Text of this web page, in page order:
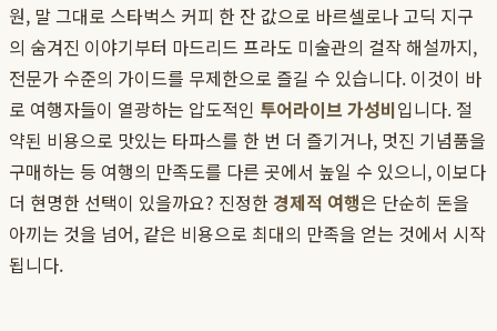
원, 말 그대로 스타벅스 커피 한 잔 값으로 바르셀로나 고딕 지구
의 숨겨진 이야기부터 마드리드 프라도 미술관의 걸작 해설까지,
전문가 수준의 가이드를 무제한으로 즐길 수 있습니다. 이것이 바
로 여행자들이 열광하는 압도적인 투어라이브 가성비입니다. 절
약된 비용으로 맛있는 타파스를 한 번 더 즐기거나, 멋진 기념품을
구매하는 등 여행의 만족도를 다른 곳에서 높일 수 있으니, 이보다
더 현명한 선택이 있을까요? 진정한 경제적 여행은 단순히 돈을
아끼는 것을 넘어, 같은 비용으로 최대의 만족을 얻는 것에서 시작
됩니다.